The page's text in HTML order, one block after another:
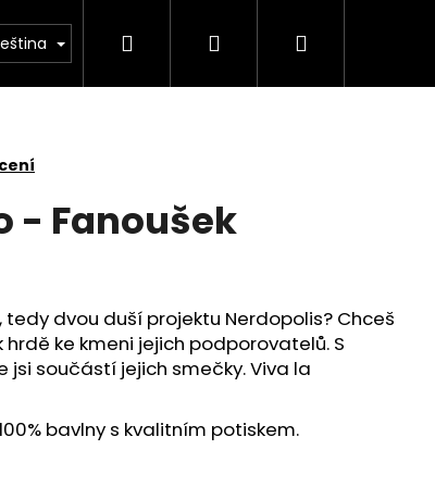
Kontakt
Hledat PřihlášeníNákupní
- Fanoušek
dvou duší projektu Nerdopolis? Chceš
ke kmeni jejich podporovatelů. S
jsi součástí jejich smečky. Viva la
bavlny s kvalitním potiskem.